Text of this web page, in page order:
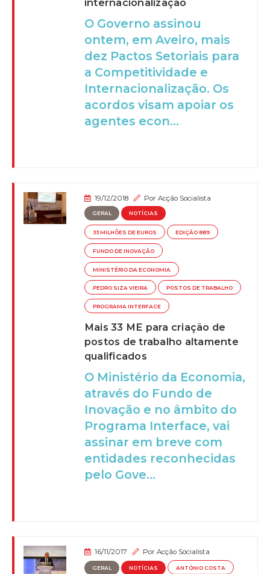
internacionalização
O Governo assinou
ontem, em Aveiro, mais
dez Pactos Setoriais para
a Competitividade e
Internacionalização. Os
acordos visam apoiar os
agentes econ...
19/12/2018 PorAcção Socialista
GERAL NOTÍCIAS
33 MILHÕES DE EUROS EDIÇÃO 889
FUNDO DE INOVAÇÃO
MINISTÉRIO DA ECONOMIA
PEDRO SIZA VIEIRA POSTOS DE TRABALHO
PROGRAMA INTERFACE
Mais 33 ME para criação de
postos de trabalho altamente
qualificados
O Ministério da Economia,
através do Fundo de
Inovação e no âmbito do
Programa Interface, vai
assinar em breve com
entidades reconhecidas
pelo Gove...
16/11/2017 PorAcção Socialista
GERAL NOTÍCIAS ANTÓNIO COSTA